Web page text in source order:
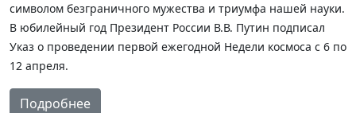
символом безграничного мужества и триумфа нашей науки.
В юбилейный год Президент России В.В. Путин подписал
Указ о проведении первой ежегодной Недели космоса с 6 по
12 апреля.
Подробнее